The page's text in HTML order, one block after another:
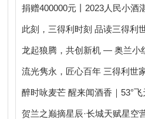
捐赠400000元丨2023人民小酒
此刻，三得利时刻 品读三得利
龙起狼腾，共创新机 — 奥兰小
流光隽永，匠心百年 三得利世
醉时咏麦芒 醒来闻酒香｜53°飞
贺兰之巅摘星辰·长城天赋星空